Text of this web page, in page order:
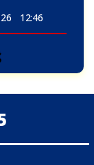
12:46